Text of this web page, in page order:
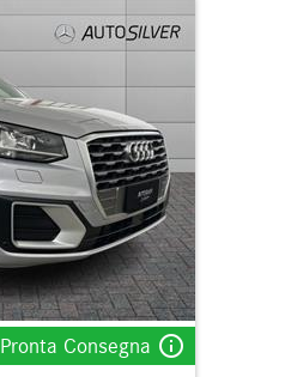
Pronta Consegna info_outline